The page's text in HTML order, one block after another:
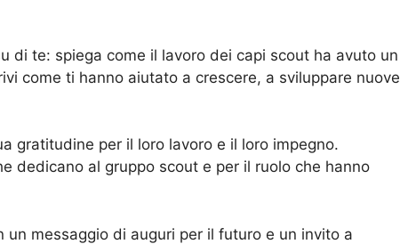
di te: spiega come il lavoro dei capi scout ha avuto un
come ti hanno aiutato a crescere, a sviluppare nuove
gratitudine per il loro lavoro e il loro impegno.
dedicano al gruppo scout e per il ruolo che hanno
messaggio di auguri per il futuro e un invito a